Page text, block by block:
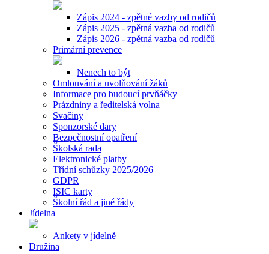
Zápis 2024 - zpětné vazby od rodičů
Zápis 2025 - zpětná vazba od rodičů
Zápis 2026 - zpětná vazba od rodičů
Primární prevence
Nenech to být
Omlouvání a uvolňování žáků
Informace pro budoucí prvňáčky
Prázdniny a ředitelská volna
Svačiny
Sponzorské dary
Bezpečnostní opatření
Školská rada
Elektronické platby
Třídní schůzky 2025/2026
GDPR
ISIC karty
Školní řád a jiné řády
Jídelna
Ankety v jídelně
Družina